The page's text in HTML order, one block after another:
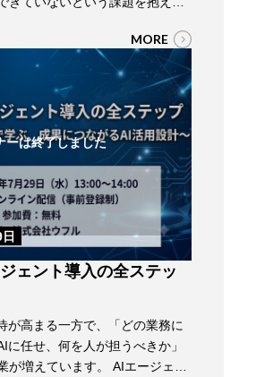
全に活用できる基盤が欠かせま
Databricksが実現する強固なガ
安心して業務で活用できる仕組
全に活…
MORE
ーは終了しました
ェント導入の全ステッ
モで学ぶ、成果につな
が高まる一方で、「どの業務に
任せ、何を人が担うべきか」
が増えています。 AIエージェン